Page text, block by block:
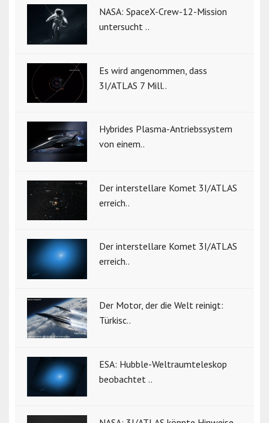
NASA: SpaceX-Crew-12-Mission
untersucht ..
Es wird angenommen, dass
3I/ATLAS 7 Mill..
Hybrides Plasma-Antriebssystem
von einem..
Der interstellare Komet 3I/ATLAS
erreich..
Der interstellare Komet 3I/ATLAS
erreich..
Der Motor, der die Welt reinigt:
Türkisc..
ESA: Hubble-Weltraumteleskop
beobachtet ..